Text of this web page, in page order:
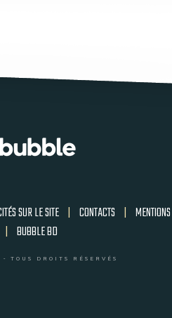
SUR LE SITE | CONTACTS | MENTIONS
| BUBBLE BD
DROITS RÉSERVÉS